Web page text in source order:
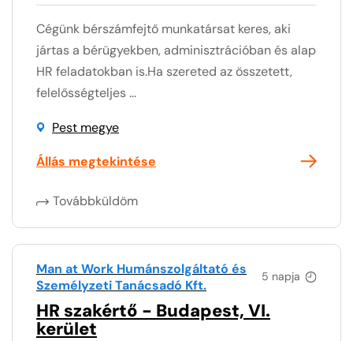
Cégünk bérszámfejtő munkatársat keres, aki
jártas a bérügyekben, adminisztrációban és alap
HR feladatokban is.Ha szereted az összetett,
felelősségteljes ...
Pest megye
Állás megtekintése
Továbbküldöm
5 napja
Man at Work Humánszolgáltató és
Személyzeti Tanácsadó Kft.
HR szakértő - Budapest, VI.
kerület